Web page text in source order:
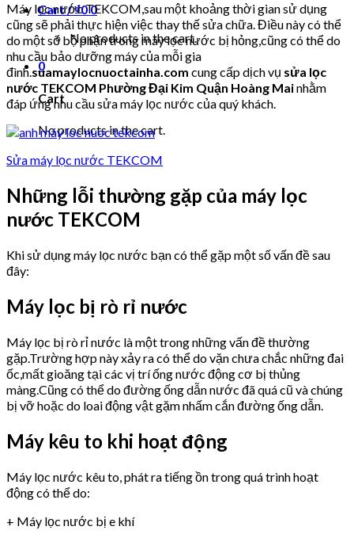
Cart /₫00
No products in the cart.
0
Cart
No products in the cart.
Máy lọc nước TEKCOM,sau một khoảng thời gian sử dụng
cũng sẽ phải thực hiện việc thay thế sửa chữa. Điều này có thể
do một số bộ phận trong máy lọc nước bị hỏng,cũng có thể do
nhu cầu bảo dưỡng máy của mỗi gia
đình.suamaylocnuoctainha.com cung cấp dịch vụ sửa lọc
nước TEKCOM Phường Đại Kim Quận Hoàng Mainhằm
đáp ứng nhu cầu sửa máy lọc nước của quý khách.
Sửa máy lọc nước TEKCOM
Những lỗi thường gặp của máy lọc
nước TEKCOM
Khi sử dụng máy lọc nước bạn có thể gặp một số vấn đề sau
đây:
Máy lọc bị rò rỉ nước
Máy lọc bị rò rỉ nước là một trong những vấn đề thường
gặp.Trường hợp này xảy ra có thể do vặn chưa chắc những đai
ốc,mất gioăng tại các vị trí ống nước động cơ bị thủng
màng.Cũng có thể do đường ống dẫn nước đã quá cũ và chúng
bị vỡ hoặc do loai động vật gặm nhấm cắn đường ống dẫn.
Máy kêu to khi hoạt động
Máy lọc nước kêu to, phát ra tiếng ồn trong quá trình hoạt
động có thể do:
+ Máy lọc nước bị e khí